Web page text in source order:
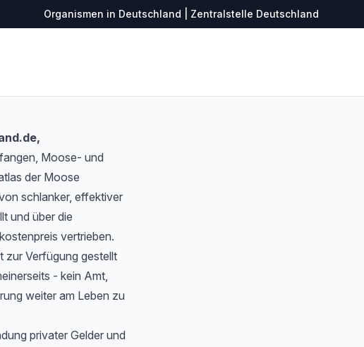
Organismen in Deutschland | Zentralstelle Deutschland
Moose- und
der Moose
schlanker, effektiver
und über die
vertrieben.
zur Verfügung gestellt
- kein Amt,
weiter am Leben zu
privater Gelder und